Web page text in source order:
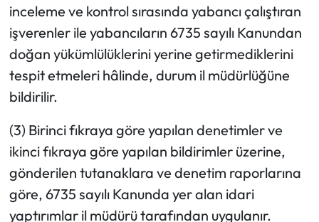
inceleme ve kontrol sırasında yabancı çalıştıran
işverenler ile yabancıların 6735 sayılı Kanundan
doğan yükümlülüklerini yerine getirmediklerini
tespit etmeleri hâlinde, durum il müdürlüğüne
bildirilir.
(3) Birinci fıkraya göre yapılan denetimler ve
ikinci fıkraya göre yapılan bildirimler üzerine,
gönderilen tutanaklara ve denetim raporlarına
göre, 6735 sayılı Kanunda yer alan idari
yaptırımlar il müdürü tarafından uygulanır.